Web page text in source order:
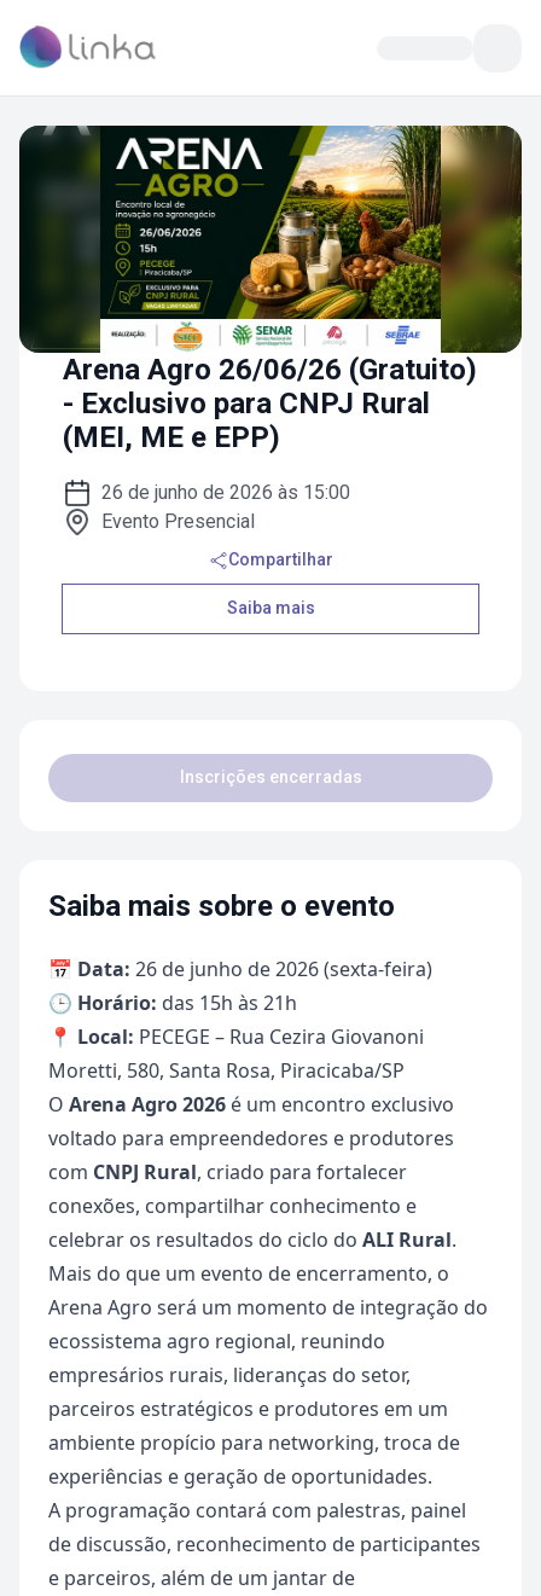
Arena Agro 26/06/26 (Gratuito)
- Exclusivo para CNPJ Rural
(MEI, ME e EPP)
26 de junho de 2026 às 15:00
Evento Presencial
Compartilhar
Saiba mais
Inscrições encerradas
Saiba mais sobre o evento
📅 Data: 26 de junho de 2026 (sexta-feira)
🕒 Horário: das 15h às 21h
📍 Local: PECEGE – Rua Cezira Giovanoni
Moretti, 580, Santa Rosa, Piracicaba/SP
O Arena Agro 2026 é um encontro exclusivo
voltado para empreendedores e produtores
com CNPJ Rural, criado para fortalecer
conexões, compartilhar conhecimento e
celebrar os resultados do ciclo do ALI Rural.
Mais do que um evento de encerramento, o
Arena Agro será um momento de integração do
ecossistema agro regional, reunindo
empresários rurais, lideranças do setor,
parceiros estratégicos e produtores em um
ambiente propício para networking, troca de
experiências e geração de oportunidades.
A programação contará com palestras, painel
de discussão, reconhecimento de participantes
e parceiros, além de um jantar de